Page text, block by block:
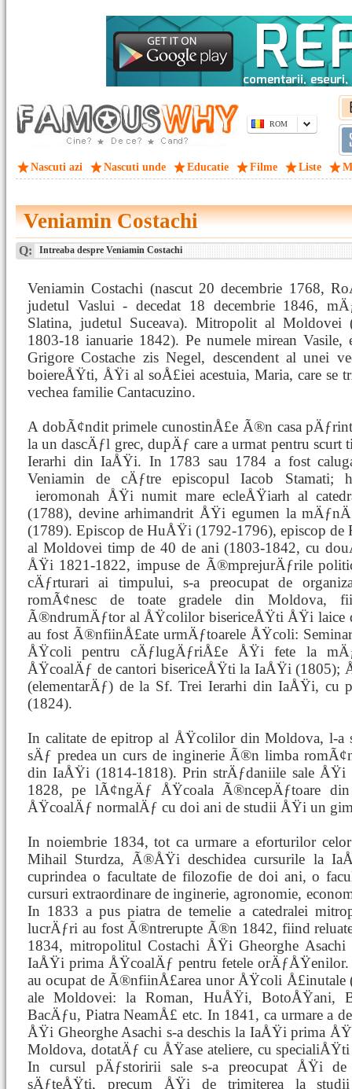
ROM
Nascuti azi Nascuti unde Educatie Filme Liste
Veniamin Costachi
Q: Intreaba despre Veniamin Costachi
Veniamin Costachi (nascut 20 decembrie 1768,
judetul Vaslui - decedat 18 decembrie 1846,
Slatina, judetul Suceava). Mitropolit al Moldovei
1803-18 ianuarie 1842). Pe numele mirean
Grigore Costache zis Negel, descendent al unei
boiereÅŸti, ÅŸi al soÅ£iei acestuia, Maria, care se
vechea familie Cantacuzino.
A dobÃ¢ndit primele cunostinÅ£e Ã®n casa
la un dascÄƒl grec, dupÄƒ care a urmat pentru
Ierarhi din IaÅŸi. In 1783 sau 1784 a fost
Veniamin de cÄƒtre episcopul Iacob Stamati;
ieromonah ÅŸi numit mare ecleÅŸiarh al
(1788), devine arhimandrit ÅŸi egumen la
(1789). Episcop de HuÅŸi (1792-1796), episcop
al Moldovei timp de 40 de ani (1803-1842, cu
ÅŸi 1821-1822, impuse de Ã®mprejurÄƒrile
cÄƒrturari ai timpului, s-a preocupat de
romÃ¢nesc de toate gradele din Moldova,
Ã®ndrumÄƒtor al ÅŸcolilor bisericeÅŸti ÅŸi laice
au fost Ã®nfiinÅ£ate urmÄƒtoarele ÅŸcoli:
ÅŸcoli pentru cÄƒlugÄƒriÅ£e ÅŸi fete la
ÅŸcoalÄƒ de cantori bisericeÅŸti la IaÅŸi (1805);
(elementarÄƒ) de la Sf. Trei Ierarhi din IaÅŸi, cu
(1824).
In calitate de epitrop al ÅŸcolilor din Moldova, l-a
sÄƒ predea un curs de inginerie Ã®n limba
din IaÅŸi (1814-1818). Prin strÄƒdaniile sale
1828, pe lÃ¢ngÄƒ ÅŸcoala Ã®ncepÄƒtoare
ÅŸcoalÄƒ normalÄƒ cu doi ani de studii ÅŸi un
In noiembrie 1834, tot ca urmare a eforturilor
Mihail Sturdza, Ã®ÅŸi deschidea cursurile la
cuprindea o facultate de filozofie de doi ani, o
cursuri extraordinare de inginerie, agronomie,
In 1833 a pus piatra de temelie a catedralei
lucrÄƒri au fost Ã®ntrerupte Ã®n 1842, fiind
1834, mitropolitul Costachi ÅŸi Gheorghe
IaÅŸi prima ÅŸcoalÄƒ pentru fetele
au ocupat de Ã®nfiinÅ£area unor ÅŸcoli Å£inutale
ale Moldovei: la Roman, HuÅŸi, BotoÅŸani,
BacÄƒu, Piatra NeamÅ£ etc. In 1841, ca urmare a
ÅŸi Gheorghe Asachi s-a deschis la IaÅŸi prima
Moldova, dotatÄƒ cu ÅŸase ateliere, cu
In cursul pÄƒstoririi sale s-a preocupat ÅŸi
sÄƒteÅŸti, precum ÅŸi de trimiterea la